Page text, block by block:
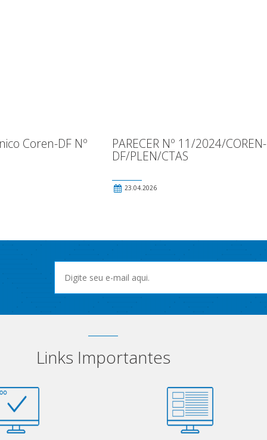
Coren-DF Nº PARECER Nº 11/2024/COREN-
DF/PLEN/CTAS
23.04.2026
Links Importantes